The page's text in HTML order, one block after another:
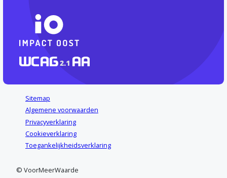
© VoorMeerWaarde
Sitemap
Algemene voorwaarden
Privacyverklaring
Cookieverklaring
Toegankelijkheidsverklaring